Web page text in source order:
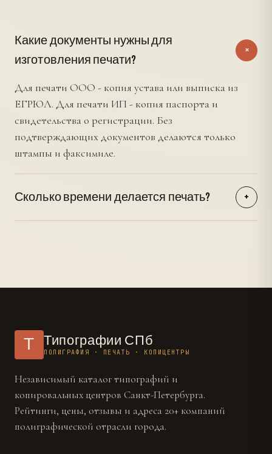
Какие документы нужны для
изготовления печати?
+
Для печати ООО - копия устава или выписка из
ЕГРЮЛ. Для печати ИП - копия паспорта и
свидетельства о регистрации. Без
подтверждающих документов делаются только
штампы и факсимиле.
Сколько времени делается печать? +
Т Типографии СПб
ПОЛИГРАФИЯ · ПЕЧАТЬ · КОПИЦЕНТРЫ
Независимый каталог типографий и
копировальных центров Санкт-Петербурга.
Рейтинги, цены, отзывы и адреса 20+ компаний
полиграфической отрасли города.